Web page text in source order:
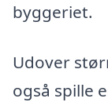
byggeriet.
Udover
også spille